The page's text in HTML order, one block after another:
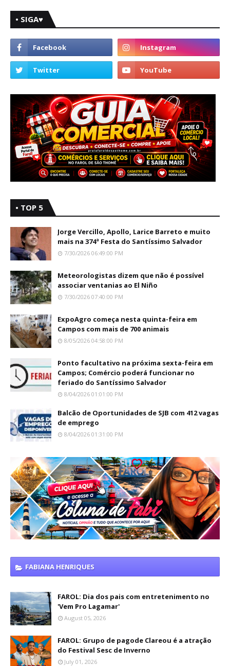
• SIGA♥
• TOP 5
Jorge Vercillo, Apollo, Larice Barreto e muito
mais na 374ª Festa do Santíssimo Salvador
7/30/2026 06:49:00 PM
Meteorologistas dizem que não é possível
associar ventanias ao El Niño
7/30/2026 07:40:00 PM
ExpoAgro começa nesta quinta-feira em
Campos com mais de 700 animais
8/05/2026 04:58:00 PM
Ponto facultativo na próxima sexta-feira em
Campos; Comércio poderá funcionar no
feriado do Santíssimo Salvador
8/04/2026 01:01:00 PM
Balcão de Oportunidades de SJB com 412 vagas
de emprego
8/04/2026 01:31:00 PM
FABIANA HENRIQUES
FAROL: Dia dos pais com entretenimento no
'Vem Pro Lagamar'
August 05, 2026
FAROL: Grupo de pagode Clareou é a atração
do Festival Sesc de Inverno
July 01, 2026